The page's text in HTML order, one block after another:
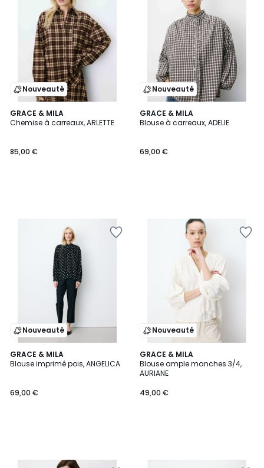
Nouveauté
GRACE & MILA
Chemise à carreaux, ARLETTE
85,00 €
Nouveauté
GRACE & MILA
Blouse à carreaux, ADELIE
69,00 €
Nouveauté
GRACE & MILA
Blouse imprimé pois, ANGELICA
69,00 €
Nouveauté
GRACE & MILA
Blouse ample manches 3/4,
AURIANE
49,00 €